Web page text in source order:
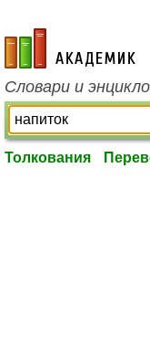
academic.ru
Словари и
Толкования